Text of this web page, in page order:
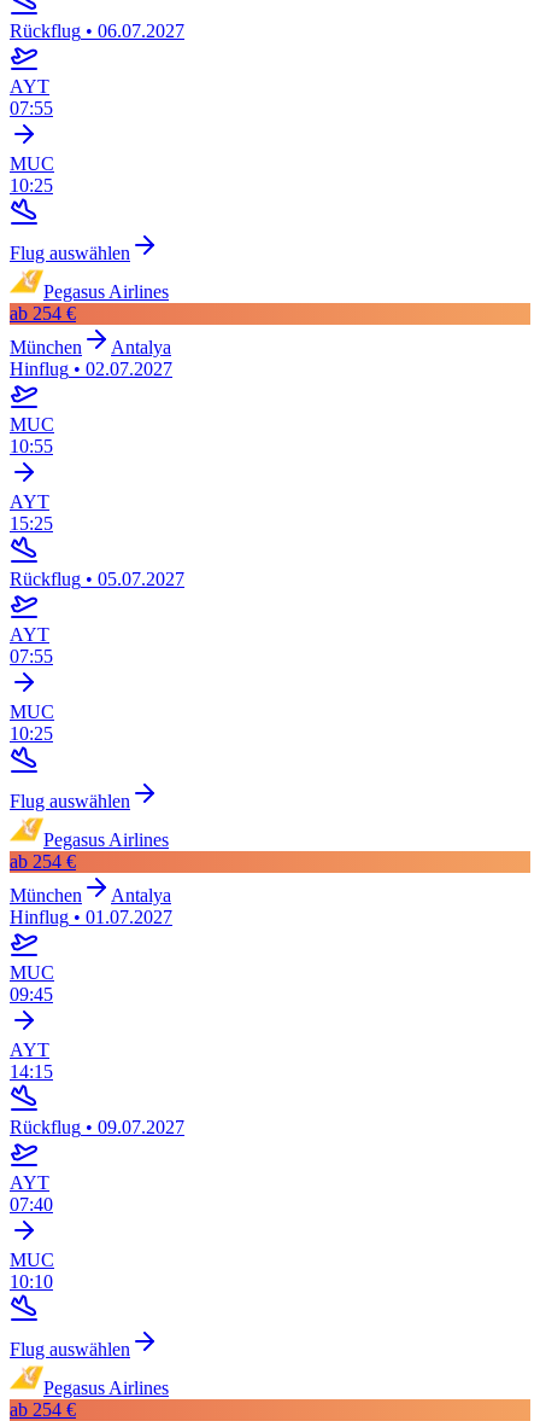
Rückflug • 06.07.2027
AYT
07:55
MUC
10:25
Flug auswählen
Pegasus Airlines
ab 254 €
München
Antalya
Hinflug • 02.07.2027
MUC
10:55
AYT
15:25
Rückflug • 05.07.2027
AYT
07:55
MUC
10:25
Flug auswählen
Pegasus Airlines
ab 254 €
München
Antalya
Hinflug • 01.07.2027
MUC
09:45
AYT
14:15
Rückflug • 09.07.2027
AYT
07:40
MUC
10:10
Flug auswählen
Pegasus Airlines
ab 254 €